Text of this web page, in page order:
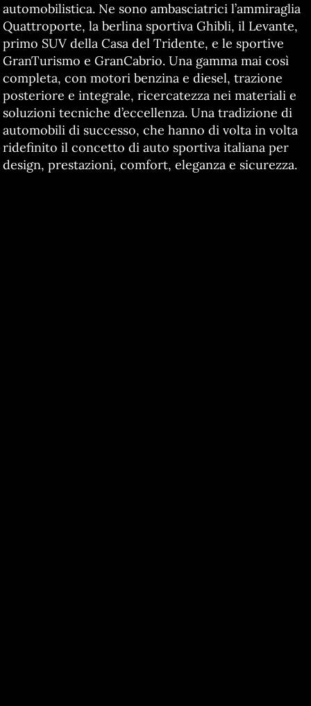
automobilistica. Ne sono ambasciatrici l’ammiraglia
Quattroporte, la berlina sportiva Ghibli, il Levante,
primo SUV della Casa del Tridente, e le sportive
GranTurismo e GranCabrio. Una gamma mai così
completa, con motori benzina e diesel, trazione
posteriore e integrale, ricercatezza nei materiali e
soluzioni tecniche d’eccellenza. Una tradizione di
automobili di successo, che hanno di volta in volta
ridefinito il concetto di auto sportiva italiana per
design, prestazioni, comfort, eleganza e sicurezza.